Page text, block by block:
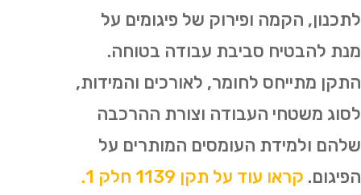
לתכנון, הקמה ופירוק של פיגומים על
מנת להבטיח סביבת עבודה בטוחה.
התקן מתייחס לחומר, לאורכים והמידות,
לסוג משטחי העבודה וצורת ההרכבה
שלהם ולמידת העומסים המותרים על
הפיגום. קראו עוד על תקן 1139 חלק 1.